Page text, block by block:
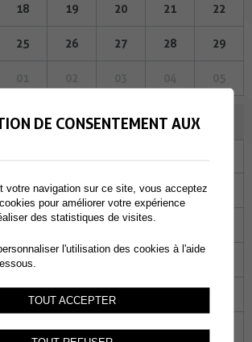
18 19 20 21 22
25 26 27 28 29
NOVEMBRE 2023
01 02 03 04
08 09 10
15
22 23 24
29 30 01 02
DE CONSENTEMENT AUX
votre navigation sur ce site, vous acceptez
pour améliorer votre expérience
des statistiques de visites.
l'utilisation des cookies à l'aide
TOUT ACCEPTER